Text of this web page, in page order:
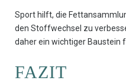
Sport hilft, die
den Stoffwechsel zu
daher ein wichtiger Baustein
FAZIT